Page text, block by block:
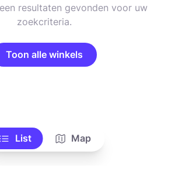
resultaten gevonden voor uw
zoekcriteria.
Toon alle winkels
List Map